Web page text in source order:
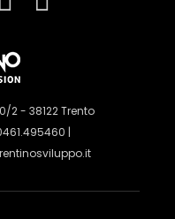
2 - 38122 Trento
|